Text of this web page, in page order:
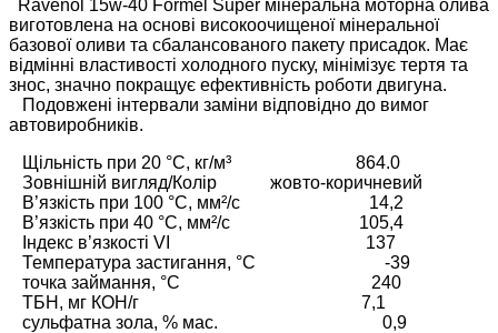
Ravenol 15w-40 Formel Super мінеральна моторна олива
виготовлена ​​на основі високоочищеної мінеральної
базової оливи та сбалансованого пакету присадок. Має
відмінні властивості холодного пуску, мінімізує тертя та
знос, значно покращує ефективність роботи двигуна.
Подовжені інтервали заміни відповідно до вимог
автовиробників.
Щільність при 20 °C, кг/м³ 864.0
Зовнішній вигляд/Колір жовто-коричневий
В’язкість при 100 °C, мм²/с 14,2
В’язкість при 40 °C, мм²/с 105,4
Індекс в’язкості VI 137
Температура застигання, °С -39
точка займання, °С 240
ТБН, мг КОН/г 7,1
сульфатна зола, % мас. 0,9